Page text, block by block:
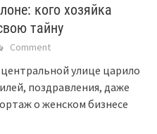
кого хозяйка
тайну
Comment
улице царило
поздравления, даже
о женском бизнесе